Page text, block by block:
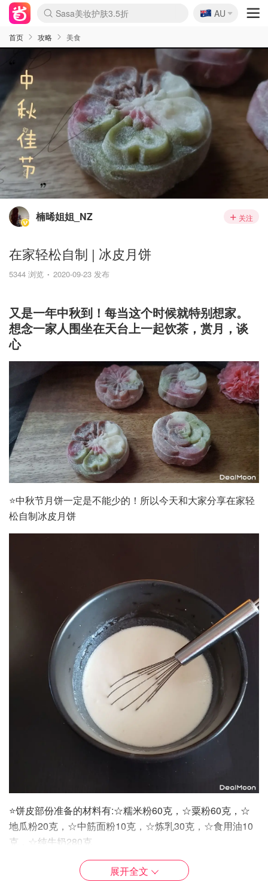
lululemon折扣上新
Sasa美妆护肤3.5折
SSENSE年中2.5折
FreshBeauty好价汇总
Cettire降价+叠9折
WWS Coles超市实拍
viagogo二手票捡漏
Myer超级周末
The Outnet奢牌1折起
David Jones 3折起
Flannels大牌1折
Perfumes Club护肤1折
AMIRO面罩$251
Amazon折扣汇总
eToro入金$200送$50
Amazon数码好物
ICONIC本周7.5折
ThedoubleF高奢地板价
Moose Knuckles 6折
丝芙兰5折起
EUFY摄像头$98
Selenichast首饰2折
Trip机票酒店促销
YSL送5件彩妆礼
Amazon家居好物
Amazon美妆护肤
雅漾大喷$8
过敏原检测盒$33
伊索独家赠50ml沐浴露
科颜氏高保湿面霜$29
SEALIFE海洋馆门票6折
丝塔芙大白罐$16
订阅Newsletter送香薰
Cult Beauty 6.8折
Harrods圣诞日历$525
LN-CC奢牌私促3折
d'Alba空姐喷雾$16
EVE LOM套装£56
Bernardelli独家4折
Adore Beauty 6折起
CT圣诞日历
Mytheresa奢品2.7折
Luxury Escapes 9折
Currentbody美容仪$881
MOON Garden Live
Roborock扫地机$649
Tingo Life水杯$24
Valentino官网5折
CR洗护套装$23
修丽可4件套$159
Myer彩妆2件7折
GANNI官网4.5折
Stylevana韩妆4折
Tessabit高奢8.5折
OGX洗发水$11
Amazon阿德莱德次日达
卡诗8.5折+赠礼
Philips Hue灯具8折
🇦🇺
AU
首页 攻略 美食
楠晞姐姐_NZ 关注
在家轻松自制 | 冰皮月饼
5344 浏览 2020-09-23 发布
又是一年中秋到！每当这个时候就特别想家。
想念一家人围坐在天台上一起饮茶，赏月，谈
心
⭐中秋节月饼一定是不能少的！所以今天和大家分享在家轻
松自制冰皮月饼
⭐饼皮部份准备的材料有:☆糯米粉60克，☆粟粉60克，☆
地瓜粉20克，☆中筋面粉10克，☆炼乳30克，☆食用油10
克，☆纯牛奶280克
⭐将以上所有食材搅拌均匀，过筛
展开全文